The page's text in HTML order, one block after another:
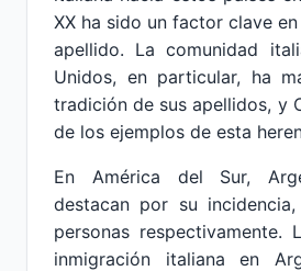
XX ha sido un factor clave
apellido. La comunidad
Unidos, en particular, ha
tradición de sus apellidos, y
de los ejemplos de esta
En América del Sur,
destacan por su
personas respectivamente.
inmigración italiana en